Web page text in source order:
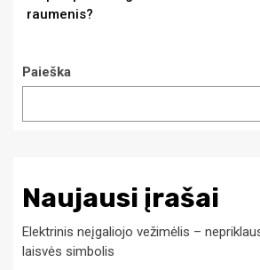
Reading
raumenis?
Paieška
Naujausi įrašai
Elektrinis neįgaliojo vežimėlis –
laisvės simbolis